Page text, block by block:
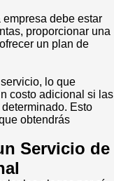
debe estar
proporcionar una
un plan de
lo que
costo adicional si las
Esto
obtendrás
Servicio de